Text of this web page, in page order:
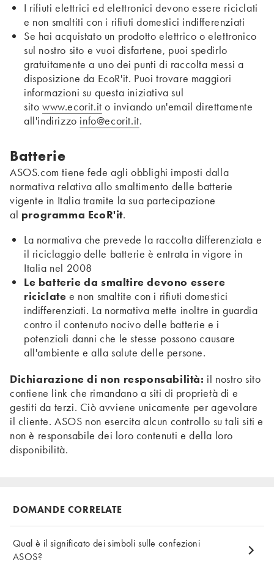
I rifiuti elettrici ed elettronici devono essere riciclati
e non smaltiti con i rifiuti domestici indifferenziati
Se hai acquistato un prodotto elettrico o elettronico
sul nostro sito e vuoi disfartene, puoi spedirlo
gratuitamente a uno dei punti di raccolta messi a
disposizione da EcoR'it. Puoi trovare maggiori
informazioni su questa iniziativa sul
sito www.ecorit.it o inviando un'email direttamente
all'indirizzo info@ecorit.it.
Batterie
ASOS.com tiene fede agli obblighi imposti dalla
normativa relativa allo smaltimento delle batterie
vigente in Italia tramite la sua partecipazione
al programma EcoR'it.
La normativa che prevede la raccolta differenziata e
il riciclaggio delle batterie è entrata in vigore in
Italia nel 2008
Le batterie da smaltire devono essere
riciclate e non smaltite con i rifiuti domestici
indifferenziati. La normativa mette inoltre in guardia
contro il contenuto nocivo delle batterie e i
potenziali danni che le stesse possono causare
all'ambiente e alla salute delle persone.
Dichiarazione di non responsabilità: il nostro sito
contiene link che rimandano a siti di proprietà di e
gestiti da terzi. Ciò avviene unicamente per agevolare
il cliente. ASOS non esercita alcun controllo su tali siti e
non è responsabile dei loro contenuti e della loro
disponibilità.
DOMANDE CORRELATE
Qual è il significato dei simboli sulle confezioni
ASOS?